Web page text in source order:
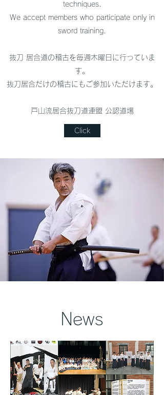
techniques.
We accept members who participate only in
sword training.
抜刀 居合道の稽古を毎週木曜日に行っていま
す。
抜刀居合だけの稽古にもご参加いただけます。
​戸山流居合抜刀道連盟 公認道場
Click
​News